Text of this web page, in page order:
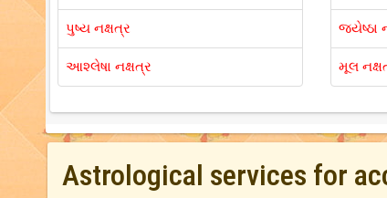
પુષ્ય નક્ષત્ર
આશ્લેષા નક્ષત્ર
જ્યેષ્ઠા
મૂલ
Astrological services for